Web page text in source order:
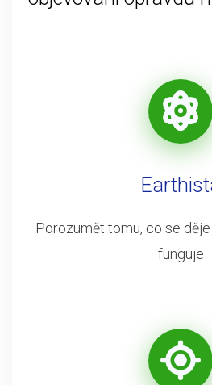
Porozumět tomu, co se
funguje